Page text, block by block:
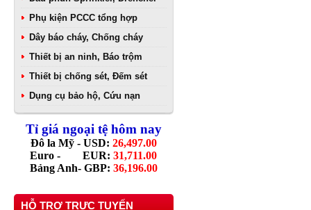
Phụ kiện PCCC tổng hợp
Dây báo cháy, Chống cháy
Thiết bị an ninh, Báo trộm
Thiết bị chống sét, Đếm sét
Dụng cụ bảo hộ, Cứu nạn
Tỉ giá ngoại tệ hôm nay
Đô la Mỹ - USD: 26,497.00
Euro - EUR: 31,711.00
Bảng Anh- GBP: 36,196.00
HỖ TRỢ TRỰC TUYẾN